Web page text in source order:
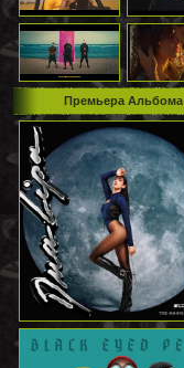
Премьера Альбома